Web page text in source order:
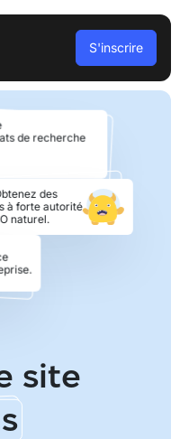
S'inscrire
site
de recherche
des
à forte autorité
naturel.